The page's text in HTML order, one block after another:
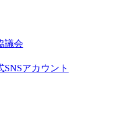
議会
アカウント